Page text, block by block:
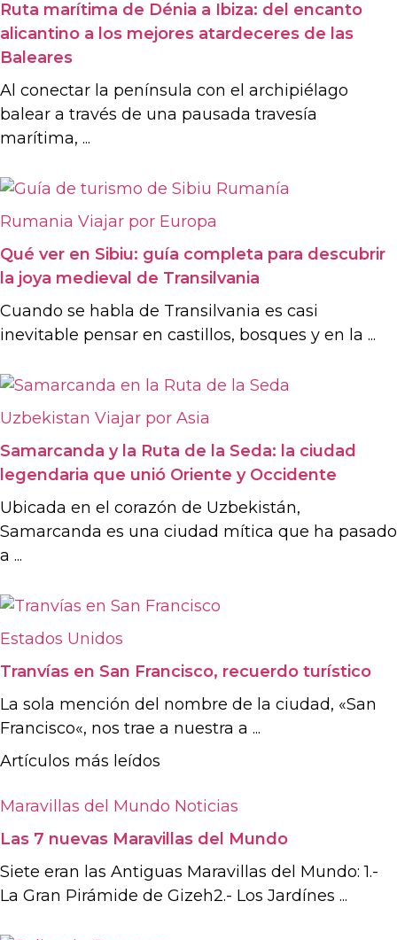
Ruta marítima de Dénia a Ibiza: del encanto
alicantino a los mejores atardeceres de las
Baleares
Al conectar la península con el archipiélago
balear a través de una pausada travesía
marítima, ...
Rumania Viajar por Europa
Qué ver en Sibiu: guía completa para descubrir
la joya medieval de Transilvania
Cuando se habla de Transilvania es casi
inevitable pensar en castillos, bosques y en la ...
Uzbekistan Viajar por Asia
Samarcanda y la Ruta de la Seda: la ciudad
legendaria que unió Oriente y Occidente
Ubicada en el corazón de Uzbekistán,
Samarcanda es una ciudad mítica que ha pasado
a ...
Estados Unidos
Tranvías en San Francisco, recuerdo turístico
La sola mención del nombre de la ciudad, «San
Francisco«, nos trae a nuestra a ...
Artículos más leídos
Maravillas del Mundo Noticias
Las 7 nuevas Maravillas del Mundo
Siete eran las Antiguas Maravillas del Mundo: 1.-
La Gran Pirámide de Gizeh2.- Los Jardínes ...